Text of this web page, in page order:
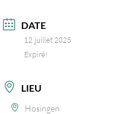
DATE
12 juillet 2025
Expiré!
LIEU
Hosingen